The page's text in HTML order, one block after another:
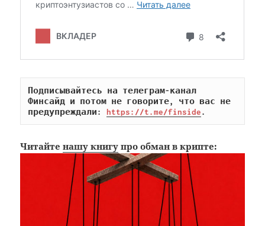
Подписывайтесь на телеграм-канал
Финсайд и потом не говорите, что вас не
предупреждали: https://t.me/finside.
Читайтенашу книгу про обман в крипте: